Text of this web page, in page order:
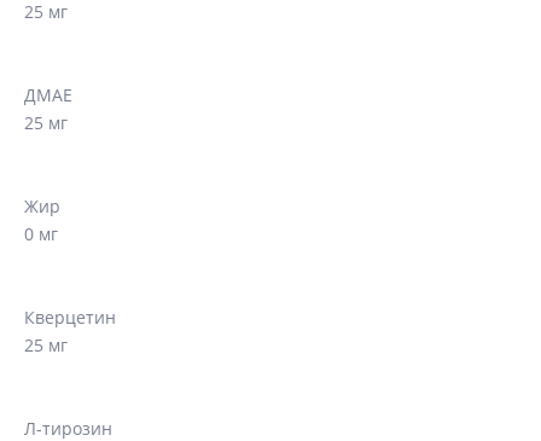
25 мг
ДМАЕ
25 мг
Жир
0 мг
Кверцетин
25 мг
Л-тирозин